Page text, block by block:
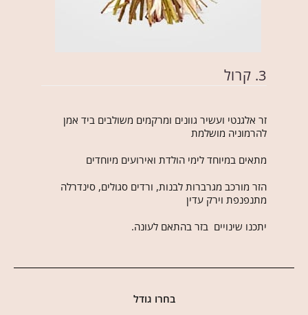
3. קרול
זר אלגנטי ועשיר גוונים ומרקמים משולבים ביד אמן
להרמוניה מושלמת
מתאים במיוחד לימי הולדת ואירועים מיוחדים
הזר מורכב מגרברות לבנות, ורדים סגולים, סינדרלה
מתנפנפת וירק עדין
יתכנו שינויים בזר בהתאם לעונה.
בחרו גודל